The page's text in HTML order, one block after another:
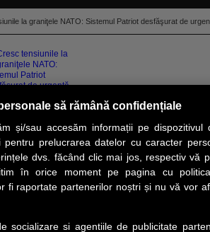
la graniţele NATO: Sistemul Patriot desfăşurat de
ştirea
COVER STORY
să rămână confidențiale
și/sau accesăm informații pe dispozitivul
prelucrarea datelor cu caracter
dvs. făcând clic mai jos, respectiv vă
în orice moment pe pagina cu
fi raportate partenerilor noștri și nu vă vor
socializare si agentiile de publicitate